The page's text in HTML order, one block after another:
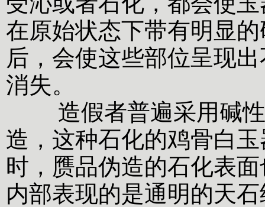
在原始状态下带有明显
后，会使这些部位呈现
消失。
造假者普遍采用碱性
造，这种石化的鸡骨白
时，赝品伪造的石化表
内部表现的是通明的天